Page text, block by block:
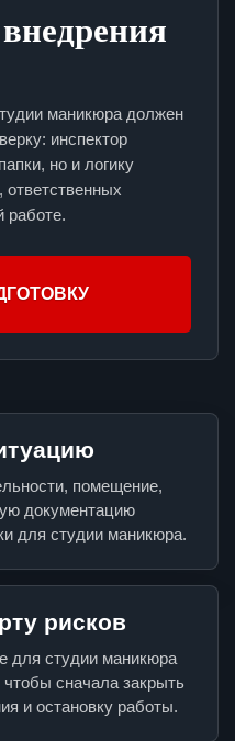
маникюра должен
инспектор
но и логику
работе.
помещение,
документацию
для студии маникюра.
рисков
для студии маникюра
чтобы сначала закрыть
и остановку работы.